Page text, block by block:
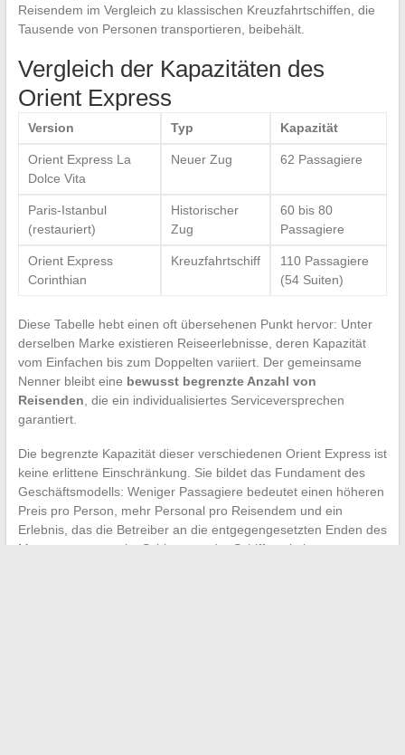
Reisendem im Vergleich zu klassischen Kreuzfahrtschiffen, die
Tausende von Personen transportieren, beibehält.
Vergleich der Kapazitäten des
Orient Express
Version Typ Kapazität
Orient Express La
Dolce Vita
Neuer Zug 62 Passagiere
Paris-Istanbul
(restauriert)
Historischer
Zug
60 bis 80
Passagiere
Orient Express
Corinthian
Kreuzfahrtschiff
110 Passagiere
(54 Suiten)
Diese Tabelle hebt einen oft übersehenen Punkt hervor: Unter
derselben Marke existieren Reiseerlebnisse, deren Kapazität
vom Einfachen bis zum Doppelten variiert. Der gemeinsame
Nenner bleibt eine bewusst begrenzte Anzahl von
Reisenden, die ein individualisiertes Serviceversprechen
garantiert.
Die begrenzte Kapazität dieser verschiedenen Orient Express ist
keine erlittene Einschränkung. Sie bildet das Fundament des
Geschäftsmodells: Weniger Passagiere bedeutet einen höheren
Preis pro Person, mehr Personal pro Reisendem und ein
Erlebnis, das die Betreiber an die entgegengesetzten Enden des
Massentransports im Schienen- oder Schiffsverkehr